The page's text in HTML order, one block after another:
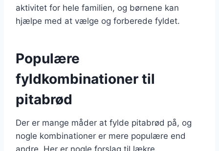
aktivitet for hele familien, og børnene kan
hjælpe med at vælge og forberede fyldet.
Populære
fyldkombinationer til
pitabrød
Der er mange måder at fylde pitabrød på, og
nogle kombinationer er mere populære end
andre. Her er nogle forslag til lækre